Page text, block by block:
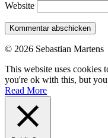
Website
© 2026 Sebastian Martens
This website uses cookies
you're ok with this, but
Read More